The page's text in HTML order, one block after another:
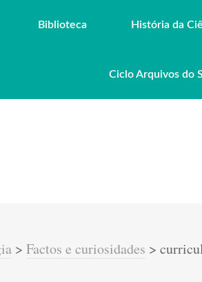
Biblioteca História da
Ciclo Arquivos do
> Factos e curiosidades >